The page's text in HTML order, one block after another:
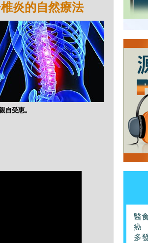
炎的自然療法
自受惠。
醫
癌
多